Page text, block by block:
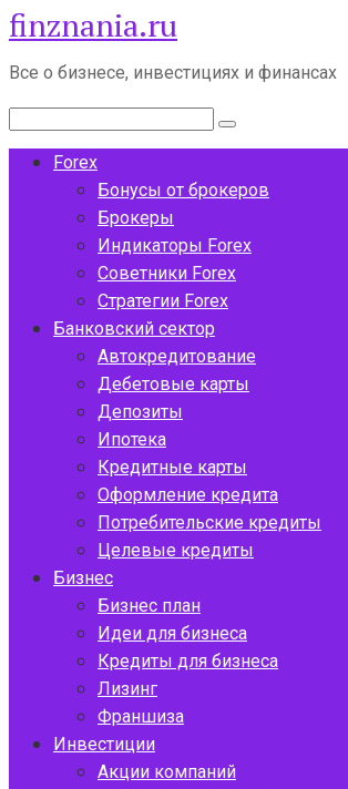
Перейти
к
контенту
finznania.ru
Все о бизнесе, инвестициях и финансах
Поиск:
Forex
Бонусы от брокеров
Брокеры
Индикаторы Forex
Советники Forex
Стратегии Forex
Банковский сектор
Автокредитование
Дебетовые карты
Депозиты
Ипотека
Кредитные карты
Оформление кредита
Потребительские кредиты
Целевые кредиты
Бизнес
Бизнес план
Идеи для бизнеса
Кредиты для бизнеса
Лизинг
Франшиза
Инвестиции
Акции компаний